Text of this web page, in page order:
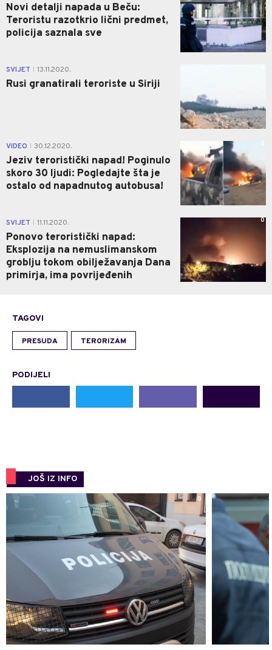
Novi detalji napada u Beču:
Teroristu razotkrio lični predmet,
policija saznala sve
SVIJET 13.11.2020.
Rusi granatirali teroriste u Siriji
VIDEO 30.12.2020.
Jeziv teroristički napad! Poginulo
skoro 30 ljudi: Pogledajte šta je
ostalo od napadnutog autobusa!
0
SVIJET 11.11.2020.
Ponovo teroristički napad:
Eksplozija na nemuslimanskom
groblju tokom obilježavanja Dana
primirja, ima povrijeđenih
0
TAGOVI
PRESUDA TERORIZAM
PODIJELI
JOŠ IZ INFO
0